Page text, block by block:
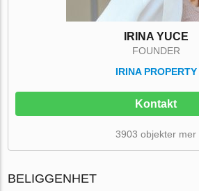
IRINA YUCE
FOUNDER
IRINA PROPERTY
Kontakt
3903 objekter mer
BELIGGENHET